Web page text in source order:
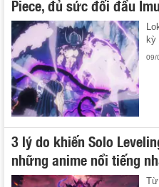
Piece, đủ sức đối đầu
kỳ
09/
3 lý do khiến Solo
những anime nổi tiếng
Từ